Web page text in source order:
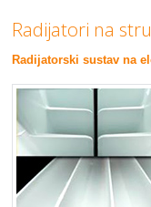
Radijatori na
Radijatorski sustav na